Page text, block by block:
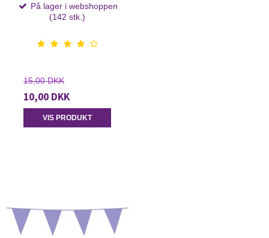
På lager i webshoppen
(142 stk.)
15,00 DKK
10,00 DKK
VIS PRODUKT